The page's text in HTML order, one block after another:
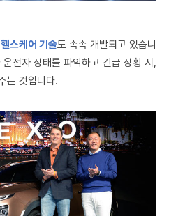
스케어 기술도 속속 개발되고 있습니
전자 상태를 파악하고 긴급 상황 시 ,
는 것입니다.